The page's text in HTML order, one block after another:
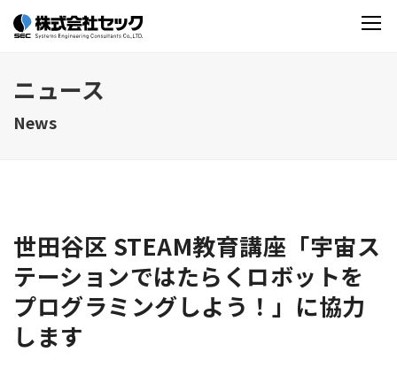
ニュース
News
世田谷区 STEAM教育講座「宇宙ス
テーションではたらくロボットを
プログラミングしよう！」に協力
します